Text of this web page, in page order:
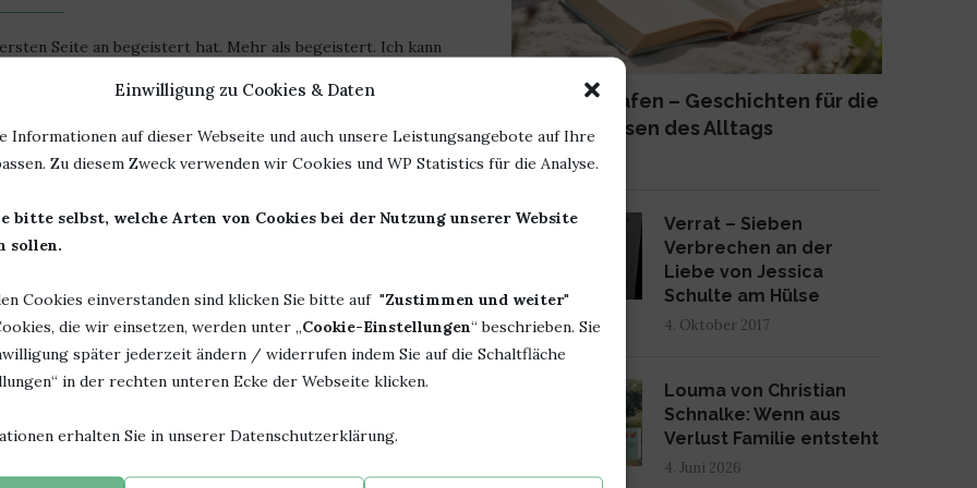
Einwilligung zu Cookies & Daten
Informationen auf dieser Webseite und auch unsere Leistungsangebote auf Ihre
Zu diesem Zweck verwenden wir Cookies und WP Statistics für die Analyse.
bitte selbst, welche Arten von Cookies bei der Nutzung unserer Website
sollen.
Cookies einverstanden sind klicken Sie bitte auf "Zustimmen und weiter"
die wir einsetzen, werden unter „Cookie-Einstellungen“ beschrieben. Sie
später jederzeit ändern / widerrufen indem Sie auf die Schaltfläche
in der rechten unteren Ecke der Webseite klicken.
erhalten Sie in unserer Datenschutzerklärung.
Seite an begeistert hat. Mehr als begeistert. Ich kann
Gut, als E-Book waren es weniger, aber die Länge der
Highlight für 2020
gibt. Manchmal heißt es dann sogar, die
ich von einem Abenteuer in das nächste gekommen.
die nächste.
Eine Herausforderung folgte auf die nächste. Eine
Protagonisten das Leben schwer zu machen. Und der
aus der Hand zu legen.
ich immer nur einen Satz im Kopf. „Wehe, es gibt einen
Lange schlafen – Geschichten für die
kleinen Pausen des Alltags
23. Juni 2026
2
Verrat – Sieben
Verbrechen an der
Liebe von Jessica
Schulte am Hülse
4. Oktober 2017
Louma von Christian
Schnalke: Wenn aus
Verlust Familie entsteht
4. Juni 2026